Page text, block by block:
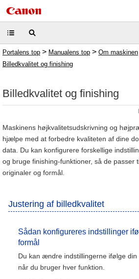
Portalens top > Manualens top > Om maskinen
Billedkvalitet og finishing
Billedkvalitet og finishing
Maskinens højkvalitetsudskrivning og
hjælpe med at forbedre kvaliteten af dine
data. Du kan konfigurere forskellige
og bruge finishing-funktioner, så de passer
originaler og formål.
Justering af billedkvalitet
Sådan konfigureres indstillinger
formål
Du kan ændre indstillingerne ifølge din
når du bruger hver funktion.